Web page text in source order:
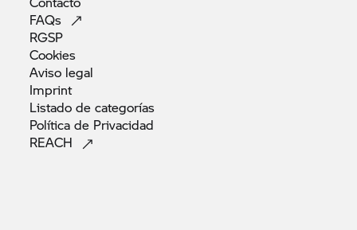
FAQs
RGSP
Cookies
Aviso legal
Imprint
Listado decategorías
Política de Privacidad
REACH